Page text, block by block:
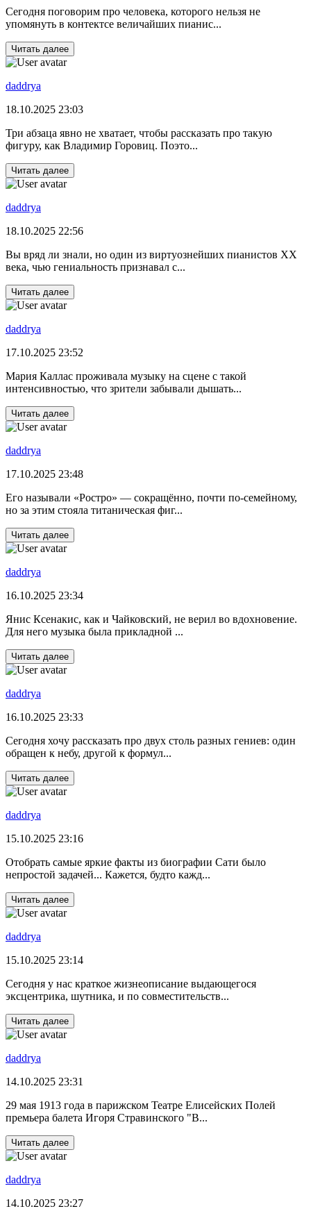
Сегодня поговорим про человека, которого нельзя не
упомянуть в контектсе величайших пианис...
Читать далее
daddrya
18.10.2025 23:03
Три абзаца явно не хватает, чтобы рассказать про такую
фигуру, как Владимир Горовиц. Поэто...
Читать далее
daddrya
18.10.2025 22:56
Вы вряд ли знали, но один из виртуознейших пианистов ХХ
века, чью гениальность признавал с...
Читать далее
daddrya
17.10.2025 23:52
Мария Каллас проживала музыку на сцене с такой
интенсивностью, что зрители забывали дышать...
Читать далее
daddrya
17.10.2025 23:48
Его называли «Ростро» — сокращённо, почти по-семейному,
но за этим стояла титаническая фиг...
Читать далее
daddrya
16.10.2025 23:34
Янис Ксенакис, как и Чайковский, не верил во вдохновение.
Для него музыка была прикладной ...
Читать далее
daddrya
16.10.2025 23:33
Сегодня хочу рассказать про двух столь разных гениев: один
обращен к небу, другой к формул...
Читать далее
daddrya
15.10.2025 23:16
Отобрать самые яркие факты из биографии Сати было
непростой задачей... Кажется, будто кажд...
Читать далее
daddrya
15.10.2025 23:14
Сегодня у нас краткое жизнеописание выдающегося
эксцентрика, шутника, и по совместительств...
Читать далее
daddrya
14.10.2025 23:31
29 мая 1913 года в парижском Театре Елисейских Полей
премьера балета Игоря Стравинского "В...
Читать далее
daddrya
14.10.2025 23:27